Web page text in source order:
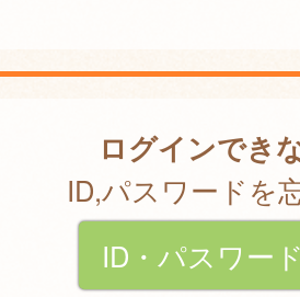
ログインでき
ID,パスワードを
ID・パスワー